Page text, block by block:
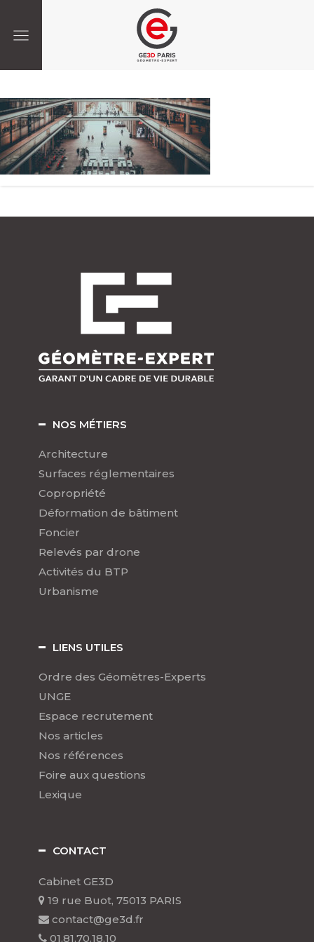
NOS MÉTIERS
Architecture
Surfaces réglementaires
Copropriété
Déformation de bâtiment
Foncier
Relevés par drone
Activités du BTP
Urbanisme
LIENS UTILES
Ordre des Géomètres-Experts
UNGE
Espace recrutement
Nos articles
Nos références
Foire aux questions
Lexique
CONTACT
Cabinet GE3D
19 rue Buot, 75013 PARIS
contact@ge3d.fr
01.81.70.18.10